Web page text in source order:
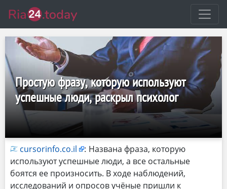
Простую фразу, которую используют
успешные люди, раскрыл психолог
cursorinfo.co.il : Названа фраза, которую
используют успешные люди, а все остальные
боятся ее произносить. В ходе наблюдений,
исследований и опросов учёные пришли к